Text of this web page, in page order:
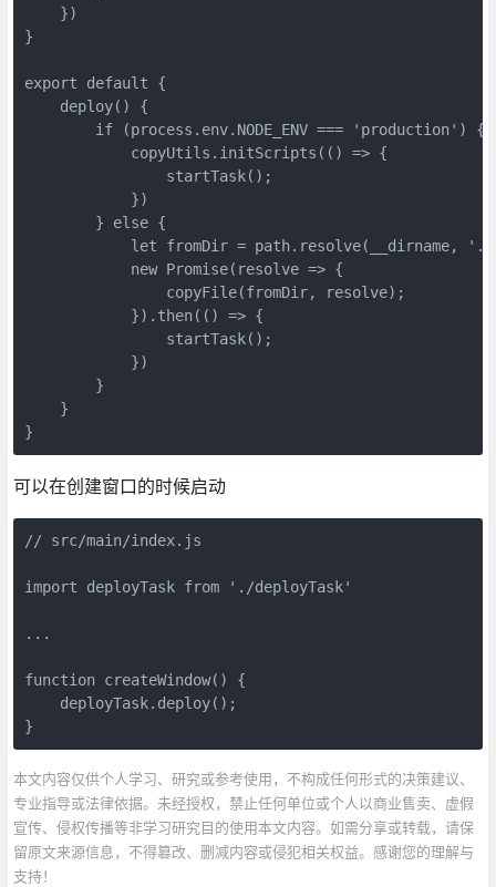
    })
}
export default {
    deploy() {
        if (process.env.NODE_ENV === 'production') {
            copyUtils.initScripts(() => {
                startTask();
            })
        } else {
let fromDir = path.resolve(__dirname,
            new Promise(resolve => {
                copyFile(fromDir, resolve);
            }).then(() => {
                startTask();
            })
        }
    }
}
可以在创建窗口的时候启动
// src/main/index.js
import deployTask from './deployTask'
...
function createWindow() {
    deployTask.deploy();
}
本文内容仅供个人学习、研究或参考使用，不构成任何形式的决策建议、
专业指导或法律依据。未经授权，禁止任何单位或个人以商业售卖、虚假
宣传、侵权传播等非学习研究目的使用本文内容。如需分享或转载，请保
留原文来源信息，不得篡改、删减内容或侵犯相关权益。感谢您的理解与
支持！